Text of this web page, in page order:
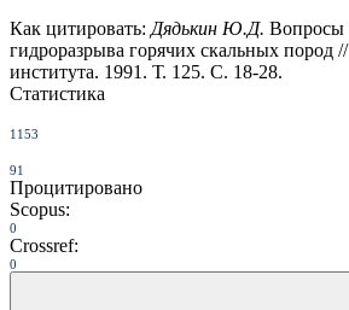
Как цитировать: Дядькин Ю.Д. Вопросы
гидроразрыва горячих скальных пород
института. 1991. Т. 125. С. 18-28.
Статистика
1153
91
Процитировано
Scopus:
0
Crossref:
0